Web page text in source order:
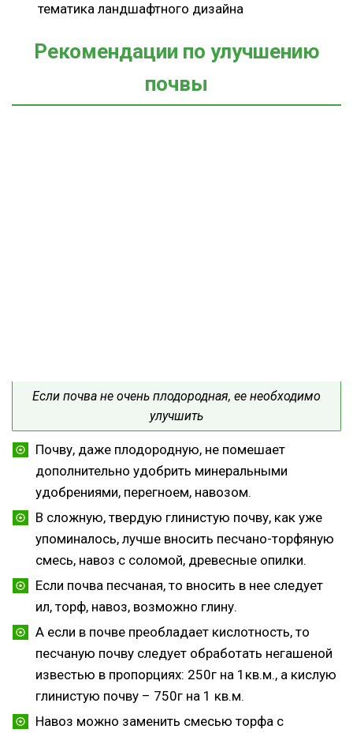
тематика ландшафтного дизайна
Рекомендации по улучшению
почвы
Если почва не очень плодородная, ее необходимо
улучшить
Почву, даже плодородную, не помешает
дополнительно удобрить минеральными
удобрениями, перегноем, навозом.
В сложную, твердую глинистую почву, как уже
упоминалось, лучше вносить песчано-торфяную
смесь, навоз с соломой, древесные опилки.
Если почва песчаная, то вносить в нее следует
ил, торф, навоз, возможно глину.
А если в почве преобладает кислотность, то
песчаную почву следует обработать негашеной
известью в пропорциях: 250г на 1кв.м., а кислую
глинистую почву – 750г на 1 кв.м.
Навоз можно заменить смесью торфа с